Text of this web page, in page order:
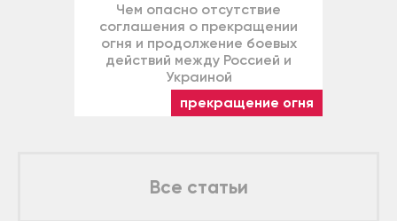
Чем опасно отсутствие
соглашения о прекращении
огня и продолжение боевых
действий между Россией и
Украиной
прекращение огня
Все статьи